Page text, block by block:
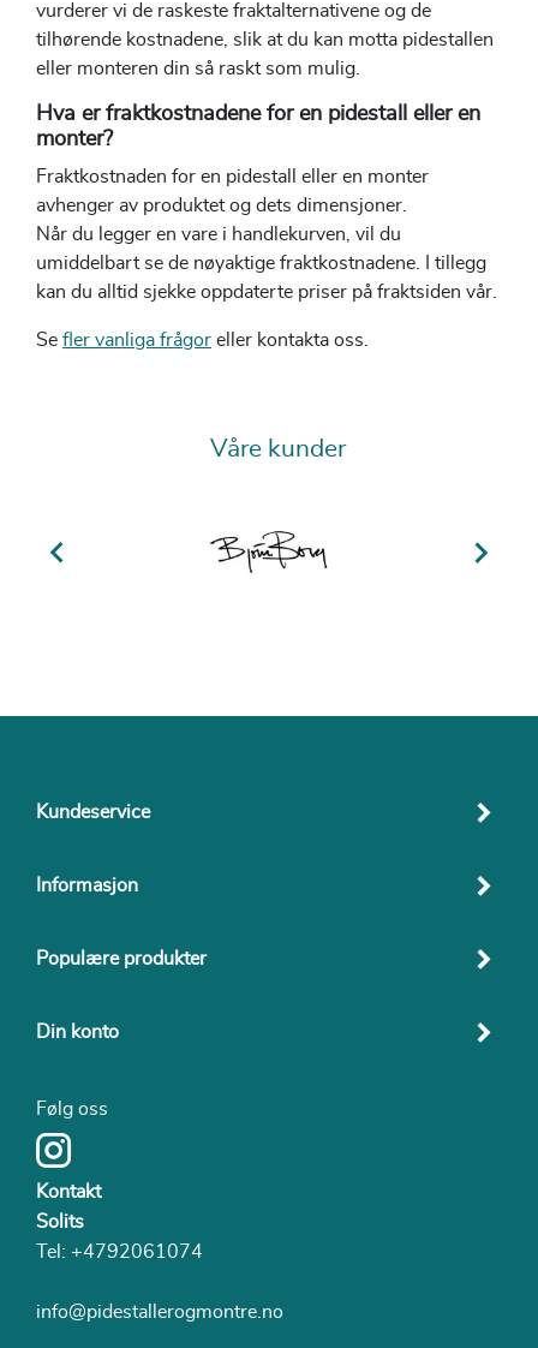
vurderer vi de raskeste fraktalternativene og de
tilhørende kostnadene, slik at du kan motta pidestallen
eller monteren din så raskt som mulig.
Hva er fraktkostnadene for en pidestall eller en
monter?
Fraktkostnaden for en pidestall eller en monter
avhenger av produktet og dets dimensjoner.
Når du legger en vare i handlekurven, vil du
umiddelbart se de nøyaktige fraktkostnadene. I tillegg
kan du alltid sjekke oppdaterte priser på fraktsiden vår.
Se fler vanliga frågor eller kontakta oss.
Våre kunder
 
Kundeservice
Informasjon
Populære produkter
Din konto
Følg oss
Kontakt
Solits
Tel: +4792061074
info@pidestallerogmontre.no